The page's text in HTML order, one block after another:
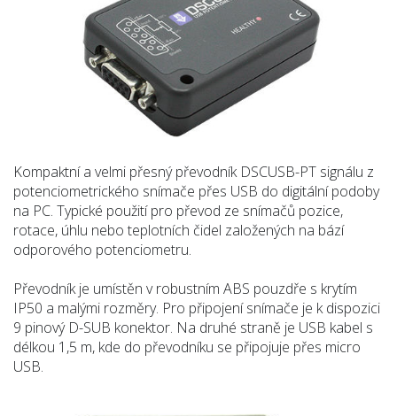
Kompaktní a velmi přesný převodník DSCUSB-PT signálu z
potenciometrického snímače přes USB do digitální podoby
na PC. Typické použití pro převod ze snímačů pozice,
rotace, úhlu nebo teplotních čidel založených na bází
odporového potenciometru.
Převodník je umístěn v robustním ABS pouzdře s krytím
IP50 a malými rozměry. Pro připojení snímače je k dispozici
9 pinový D-SUB konektor. Na druhé straně je USB kabel s
délkou 1,5 m, kde do převodníku se připojuje přes micro
USB.